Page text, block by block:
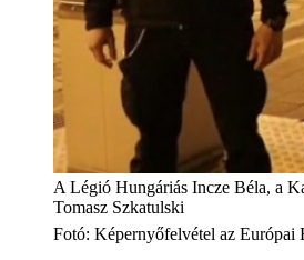
A Légió Hungáriás Incze Béla, a
Tomasz Szkatulski
Fotó: Képernyőfelvétel az Európai